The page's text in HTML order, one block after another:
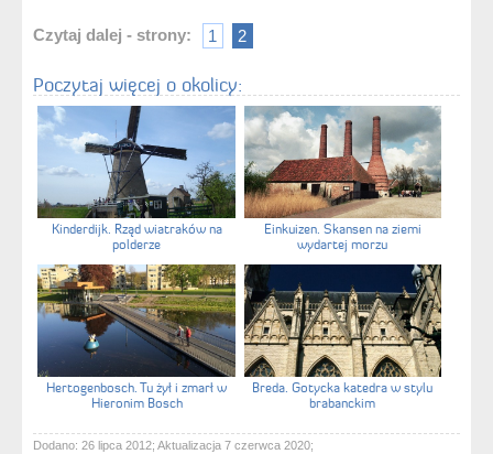
Czytaj dalej - strony: 1 2
Poczytaj więcej o okolicy:
Kinderdijk. Rząd wiatraków na
polderze
Einkuizen. Skansen na ziemi
wydartej morzu
Hertogenbosch. Tu żył i zmarł w
Hieronim Bosch
Breda. Gotycka katedra w stylu
brabanckim
Dodano: 26 lipca 2012; Aktualizacja 7 czerwca 2020;